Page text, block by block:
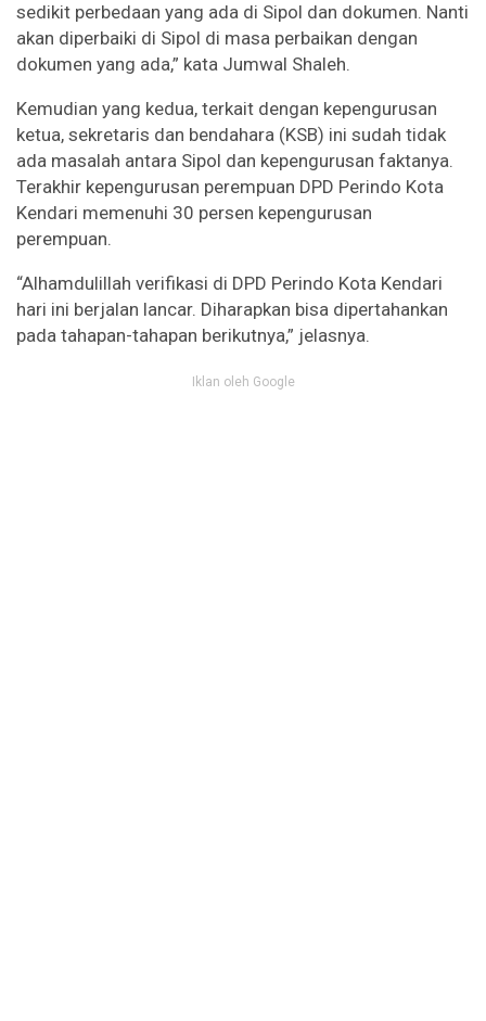
sedikit perbedaan yang ada di Sipol dan dokumen. Nanti
akan diperbaiki di Sipol di masa perbaikan dengan
dokumen yang ada,” kata Jumwal Shaleh.
Kemudian yang kedua, terkait dengan kepengurusan
ketua, sekretaris dan bendahara (KSB) ini sudah tidak
ada masalah antara Sipol dan kepengurusan faktanya.
Terakhir kepengurusan perempuan DPD Perindo Kota
Kendari memenuhi 30 persen kepengurusan
perempuan.
“Alhamdulillah verifikasi di DPD Perindo Kota Kendari
hari ini berjalan lancar. Diharapkan bisa dipertahankan
pada tahapan-tahapan berikutnya,” jelasnya.
Iklan oleh Google